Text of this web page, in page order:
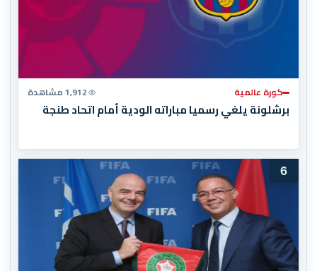
كورة عالمية 1,912 مشاهدة
برشلونة يلغي رسميا مباراته الودية أمام اتحاد طنجة
6